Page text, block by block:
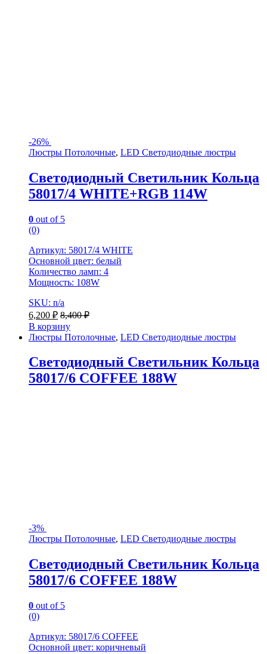
-26%
Люстры Потолочные, LED Светодиодные люстры
Светодиодный Светильник Кольца
58017/4 WHITE+RGB 114W
0 out of 5
(0)
Артикул: 58017/4 WHITE
Основной цвет: белый
Количество ламп: 4
Мощность: 108W
SKU: n/a
6,200 ₽ 8,400₽
В корзину
Люстры Потолочные, LED Светодиодные люстры
Светодиодный Светильник Кольца
58017/6 COFFEE 188W
-3%
Люстры Потолочные, LED Светодиодные люстры
Светодиодный Светильник Кольца
58017/6 COFFEE 188W
0 out of 5
(0)
Артикул: 58017/6 COFFEE
Основной цвет: коричневый